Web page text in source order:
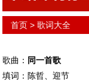
首页 >歌词大全
歌曲： 同一首歌
填词：陈哲、迎节